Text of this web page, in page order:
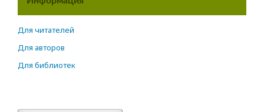
Для читателей
Для авторов
Для библиотек